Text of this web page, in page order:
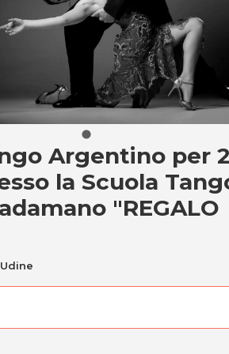
Argentino
Argentino per 2
la Scuola
"REGALO